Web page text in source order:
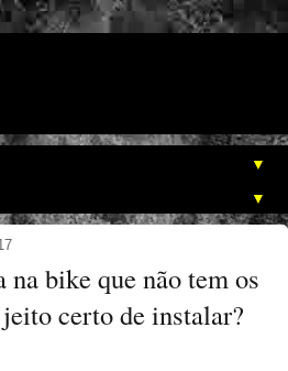
▼
▼
na bike que não tem os
certo de instalar?